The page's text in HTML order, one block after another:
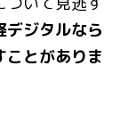
デジタルなら
ことがありま